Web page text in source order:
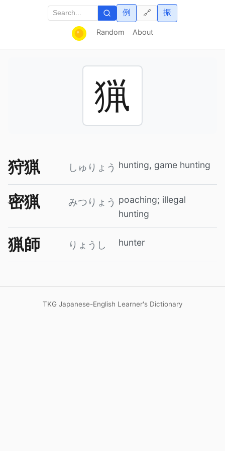
Random About
例 振
🔗
猟
狩猟 しゅりょう hunting, game hunting
密猟 みつりょう poaching; illegal
hunting
猟師 りょうし hunter
TKG Japanese-English Learner's Dictionary